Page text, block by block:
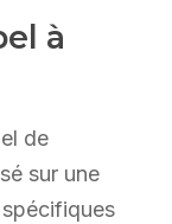
à
de
sur une